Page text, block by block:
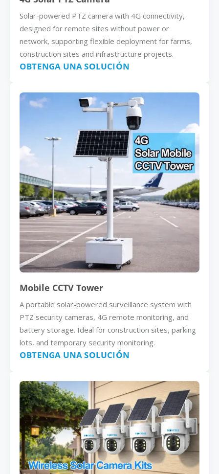
Solar-powered PTZ camera with 4G connectivity,
designed for remote sites without power or
network, supporting flexible deployment for farms,
construction sites and infrastructure projects.
OBTENGA UNA SOLUCIÓN
Mobile CCTV Tower
A portable solar-powered surveillance system with
PTZ security cameras, 4G remote monitoring, and
battery storage. Ideal for construction sites, parking
lots, and temporary security monitoring.
OBTENGA UNA SOLUCIÓN